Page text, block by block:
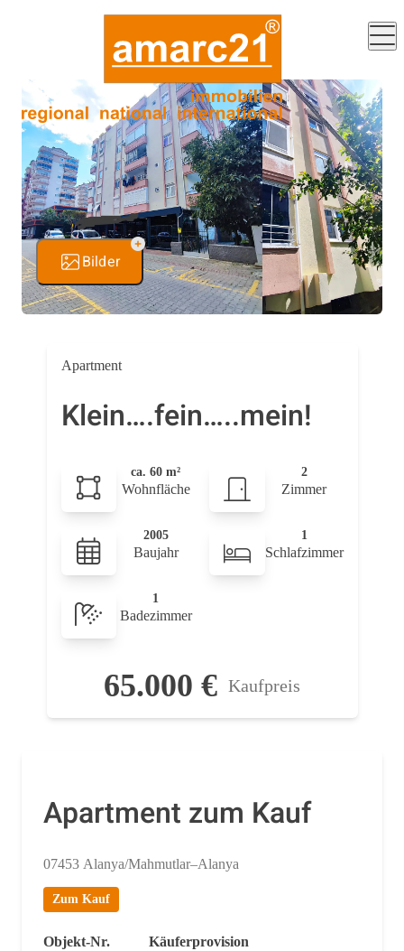
Bilder
Apartment
Klein….fein…..mein!
ca. 60 m²
Wohnfläche
2
Zimmer
2005
Baujahr
1
Schlafzimmer
1
Badezimmer
65.000 € Kaufpreis
Apartment zum Kauf
07453 Alanya/Mahmutlar–Alanya
Zum Kauf
Objekt-Nr.
Käuferprovision